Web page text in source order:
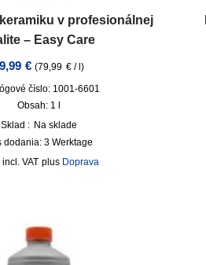
v profesionálnej
– Easy Care
€ (79,99 € /l)
číslo: 1001-6601
Obsah: 1
Sklad : Na sklade
dodania:3 Werktage
incl. VAT plus Doprava